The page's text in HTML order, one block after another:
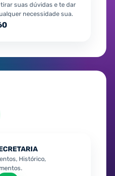
suas dúvidas e te dar
necessidade sua.
Histórico,